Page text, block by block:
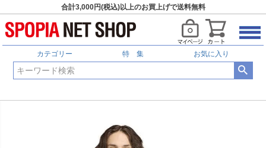
合計3,000円(税込)以上のお買上げで送料無料
カテゴリー 特 集 お気に入り